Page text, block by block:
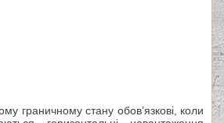
граничному стану обов’язкові, коли